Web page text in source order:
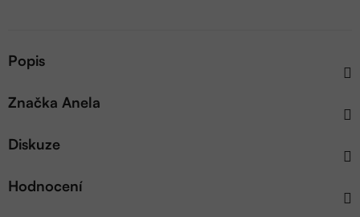
Popis
Značka Anela
Diskuze
Hodnocení